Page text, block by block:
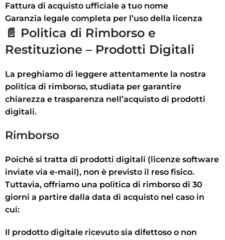
Fattura di acquisto ufficiale a tuo nome
Garanzia legale completa per l’uso della licenza
📄 Politica di Rimborso e
Restituzione – Prodotti Digitali
La preghiamo di leggere attentamente la nostra
politica di rimborso, studiata per garantire
chiarezza e trasparenza nell’acquisto di prodotti
digitali.
Rimborso
Poiché si tratta di prodotti digitali (licenze software
inviate via e-mail), non è previsto il reso fisico.
Tuttavia, offriamo una politica di rimborso di 30
giorni a partire dalla data di acquisto nel caso in
cui:
Il prodotto digitale ricevuto sia difettoso o non